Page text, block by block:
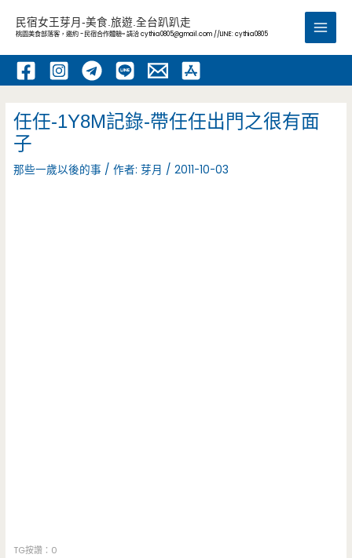
內
民宿女王芽月-美食.旅遊.全台趴趴走
桃園美食部落客，邀約 -民宿合作體驗~ 請洽cythia0805@gmail.com //LINE: cythia0805
Main
任任-1Y8M記錄-帶任任出門之很有面
子
那些一歲以後的事 / 作者:芽月 /2011-10-03
TG按讚：0